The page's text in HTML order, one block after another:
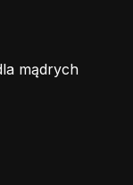
mądrych